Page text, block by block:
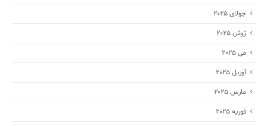
جولای 2025
ژوئن 2025
می 2025
آوریل 2025
مارس 2025
فوریه 2025